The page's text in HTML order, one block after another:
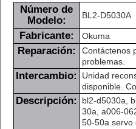
Número de
Modelo:
BL2-D5030A
Fabricante: Okuma
Reparación:
Contáctenos
problemas.
Intercambio:
Unidad
disponible.
Descripción:
bl2-d5030a,
30a, a006-
50-50a servo